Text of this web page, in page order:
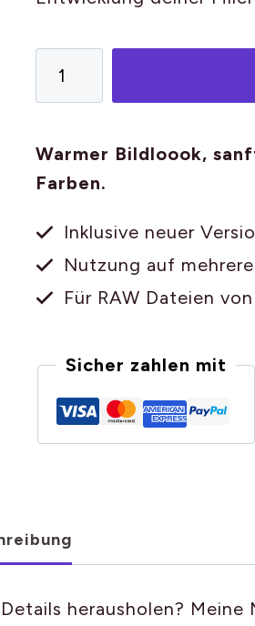
Lightroom
-
Astrofotografie
XMP
Vorlagen
Menge
Warmer Bildloook,
Farben.
Inklusive neuer
Nutzung auf
Für RAW Dateien
Sicher zahlen mit
herausholen? Meine